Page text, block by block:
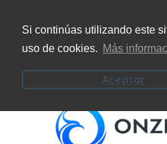
Si continúas utilizando este
uso de cookies. Más
Aceptar
Campus virtual